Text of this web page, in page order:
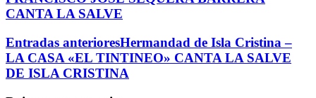
CANTA LA SALVE
Entradas anterioresHermandad de Isla Cristina –
LA CASA «EL TINTINEO» CANTA LA SALVE
DE ISLA CRISTINA